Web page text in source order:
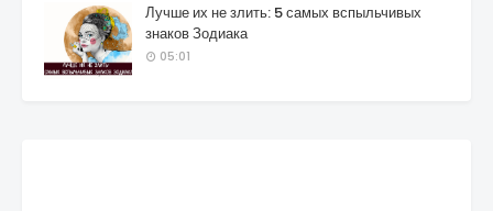
Лучше их не злить: 5 самых вспыльчивых
знаков Зодиака
05:01